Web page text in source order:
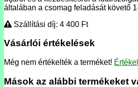
általában a csomag feladását követő
Szállítási díj: 4 400 Ft
Vásárlói értékelések
Még nem értékelték a terméket!
Mások az alábbi termékeket